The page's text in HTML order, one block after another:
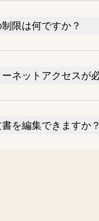
限は何ですか？
ネットアクセスが
を編集できますか？